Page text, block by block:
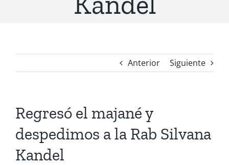
Anterior Siguiente
Regresó el majané y
despedimos a la Rab Silvana
Kandel